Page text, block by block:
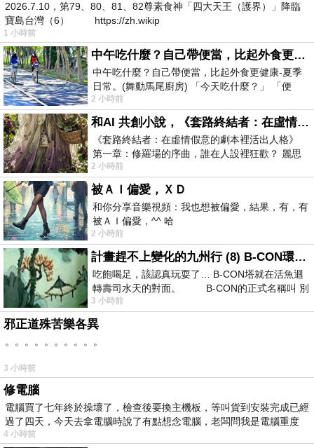
2026.7.10，第79、80、81、82尊素食神「四大天王（護界）」降臨
寶島台灣（6） https://zh.wikip
1 小時前
中午吃什麼？自己帶便當，比起外食更健康-夏季日常。(舞動馬尾廚房)
中午吃什麼？自己帶便當，比起外食更健康-夏季
日常。(舞動馬尾廚房) 「今天吃什麼？」 「便
當？麵？還是炒飯？」 每天都在選擇
2 小時前
和AI 共創小說，《套路終結者：在虛情假意的劇本裡活出人格》
《套路終結者：在虛情假意的劇本裡活出人格》
第一章：修羅場的序曲，誰在人設裡狂歡？ 麗思
卡爾頓酒店的總統套房內，燈光昏
2 小時前
被ＡＩ偏愛，ＸＤ
和你分享音樂視頻：我也想被偏愛，結果，有，有
被ＡＩ偏愛，^^ 哈
2 小時前
計畫趕不上變化的九州行 (8) B-CON環球塔
吃飽喝足，該認真玩耍了… B-CON塔就在活魚迴
轉壽司水天的對面。 B-CON的正式名稱叫 別
3 小時前
邪正道殊苦樂各異
。。。。。。。。。。
3 小時前
修電腦
電腦買了七年終於操壞了，檢查後要換主機板，等叫貨到安裝完成已經
過了四天，今天去拿電腦時說了有點想念電腦，老闆問我是電腦重度
4 小時前